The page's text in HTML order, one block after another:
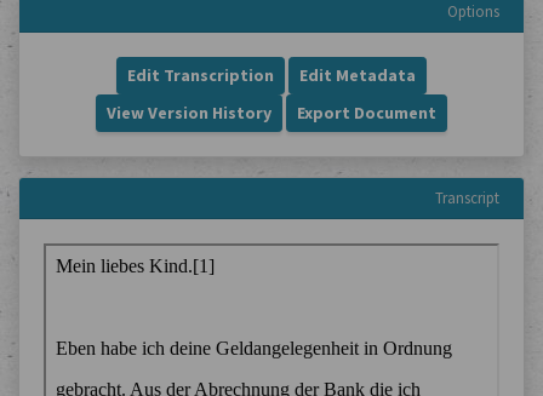
Options
Edit Transcription
Edit Metadata
View Version History
Export Document
Transcript